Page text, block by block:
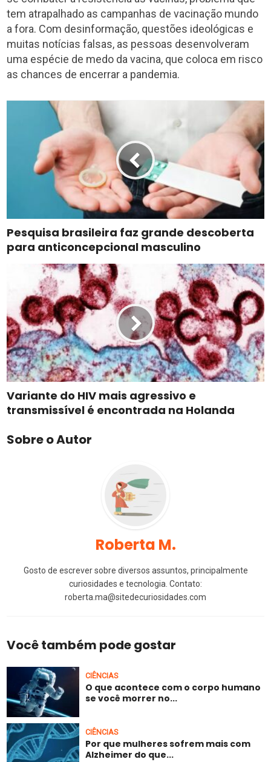
tem atrapalhado as campanhas de vacinação mundo
a fora. Com desinformação, questões ideológicas e
muitas notícias falsas, as pessoas desenvolveram
uma espécie de medo da vacina, que coloca em risco
as chances de encerrar a pandemia.
Pesquisa brasileira faz grande descoberta
para anticoncepcional masculino
Variante do HIV mais agressivo e
transmissível é encontrada na Holanda
Sobre o Autor
Roberta M.
Gosto de escrever sobre diversos assuntos, principalmente
curiosidades e tecnologia. Contato:
roberta.ma@sitedecuriosidades.com
Você também pode gostar
CIÊNCIAS
O que acontece com o corpo humano
se você morrer no...
CIÊNCIAS
Por que mulheres sofrem mais com
Alzheimer do que...